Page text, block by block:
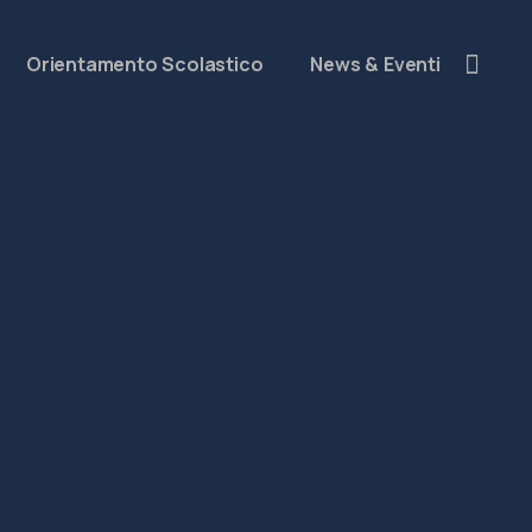
Orientamento Scolastico News & Eventi